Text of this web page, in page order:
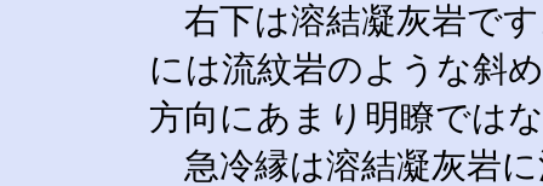
右下は溶結凝灰岩で
には流紋岩のような斜
方向にあまり明瞭では
急冷縁は溶結凝灰岩